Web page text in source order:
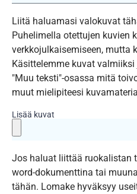
Liitä haluamasi valokuvat
Puhelimella otettujen kuvien
verkkojulkaisemiseen, mutta
Käsittelemme kuvat
"Muu teksti"-osassa mitä
muut mielipiteesi
Lisää kuvat
Jos haluat liittää ruokalistan
word-dokumenttina tai
tähän. Lomake hyväksyy